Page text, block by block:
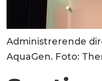
Administrerende
AquaGen. Foto: